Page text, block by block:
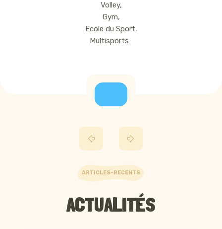
Volley,
Gym,
Ecole du Sport,
Multisports
ARTICLES-RECENTS
ACTUALITÉS